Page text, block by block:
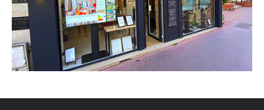
Envoyer un message
Téléphoner à l'agence